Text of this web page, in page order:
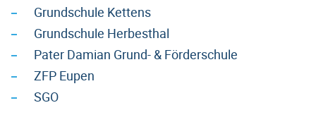
Grundschule Kettens
Grundschule Herbesthal
Pater Damian Grund- & Förderschule
ZFP Eupen
SGO